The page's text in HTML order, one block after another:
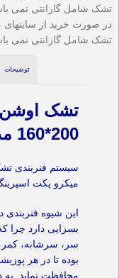
تشک شامل گارانتی نمی
در صورت خرید از سایتهای
تشک شامل گارانتی نمی
توضیحات
تشک اوشن
200*160 مدل 125004
سیستم فنربندی
میکرو پکت اسپرینگ است
این شیوه فنربندی
بسزایی دارد چرا
سر، سرشانه،
بوده تا در هر
محافظت نماید. به